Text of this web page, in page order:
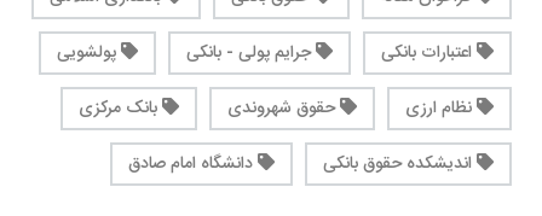
اعتبارات بانکی
جرایم پولی - بانکی
پولشویی
نظام ارزی
حقوق شهروندی
بانک مرکزی
اندیشکده حقوق بانکی
دانشگاه امام صادق